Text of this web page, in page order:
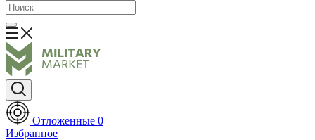
Отложенные 0
Избранное